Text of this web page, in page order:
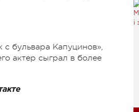
бульвара Капуцинов»,
актер сыграл в более